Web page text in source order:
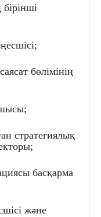
бөлімінің
стратегиялық
басқарма
және